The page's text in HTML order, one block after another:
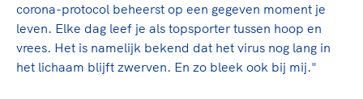
corona-protocol beheerst op een gegeven moment je
leven. Elke dag leef je als topsporter tussen hoop en
vrees. Het is namelijk bekend dat het virus nog lang in
het lichaam blijft zwerven. En zo bleek ook bij mij."